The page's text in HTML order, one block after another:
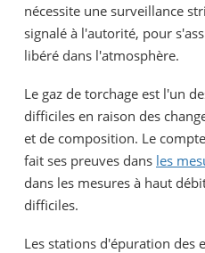
nécessite une surveillance
signalé à l'autorité, pour
libéré dans l'atmosphère.
Le gaz de torchage est l'un
difficiles en raison des
et de composition. Le
fait ses preuves dans les
dans les mesures à haut
difficiles.
Les stations d'épuration des